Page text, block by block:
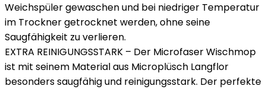
Weichspüler gewaschen und bei niedriger Temperatur
im Trockner getrocknet werden, ohne seine
Saugfähigkeit zu verlieren.
EXTRA REINIGUNGSSTARK – Der Microfaser Wischmop
ist mit seinem Material aus Microplüsch Langflor
besonders saugfähig und reinigungsstark. Der perfekte